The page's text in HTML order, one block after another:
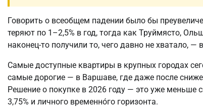
Говорить о всеобщем падении было бы
теряют по 1–2,5% в год, тогда как Труймясто,
наконец-то получили то, чего давно не хватало,
Самые доступные квартиры в крупных городах
самые дорогие — в Варшаве, где даже после
Решение о покупке в 2026 году — это уже меньше
3,75% и личного временно́го горизонта.